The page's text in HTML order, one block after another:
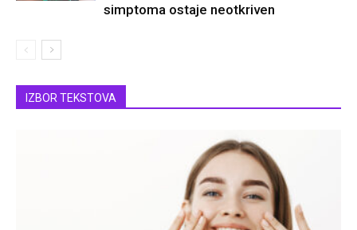
simptoma ostaje neotkriven
IZBOR TEKSTOVA